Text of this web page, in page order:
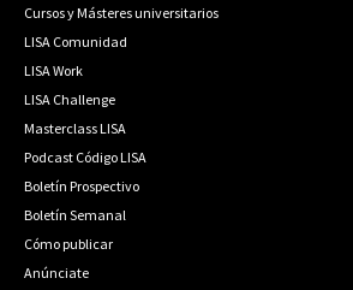
Cursos y Másteres universitarios
LISA Comunidad
LISA Work
LISA Challenge
Masterclass LISA
Podcast Código LISA
Boletín Prospectivo
Boletín Semanal
Cómo publicar
Anúnciate